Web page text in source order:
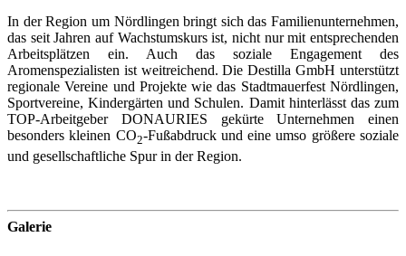
In der Region um Nördlingen bringt sich das Familienunternehmen,
das seit Jahren auf Wachstumskurs ist, nicht nur mit entsprechenden
Arbeitsplätzen ein. Auch das soziale Engagement des
Aromenspezialisten ist weitreichend. Die Destilla GmbH unterstützt
regionale Vereine und Projekte wie das Stadtmauerfest Nördlingen,
Sportvereine, Kindergärten und Schulen. Damit hinterlässt das zum
TOP-Arbeitgeber DONAURIES gekürte Unternehmen einen
besonders kleinen CO2-Fußabdruck und eine umso größere soziale
und gesellschaftliche Spur in der Region.
Galerie